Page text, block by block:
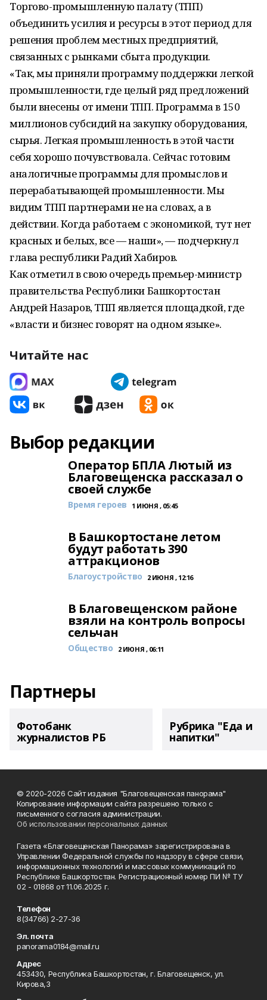
Торгово-промышленную палату (ТПП)
объединить усилия и ресурсы в этот период для
решения проблем местных предприятий,
связанных с рынками сбыта продукции.
«Так, мы приняли программу поддержки легкой
промышленности, где целый ряд предложений
были внесены от имени ТПП. Программа в 150
миллионов субсидий на закупку оборудования,
сырья. Легкая промышленность в этой части
себя хорошо почувствовала. Сейчас готовим
аналогичные программы для промыслов и
перерабатывающей промышленности. Мы
видим ТПП партнерами не на словах, а в
действии. Когда работаем с экономикой, тут нет
красных и белых, все — наши», — подчеркнул
глава республики Радий Хабиров.
Как отметил в свою очередь премьер-министр
правительства Республики Башкортостан
Андрей Назаров, ТПП является площадкой, где
«власти и бизнес говорят на одном языке».
Читайте нас
Выбор редакции
Оператор БПЛА Лютый из
Благовещенска рассказал о
своей службе
Время героев 1 ИЮНЯ , 05:45
В Башкортостане летом
будут работать 390
аттракционов
Благоустройство 2 ИЮНЯ , 12:16
В Благовещенском районе
взяли на контроль вопросы
сельчан
Общество 2 ИЮНЯ , 06:11
Партнеры
Фотобанк
журналистов РБ
Рубрика "Еда и
напитки"
© 2020-2026 Сайт издания "Благовещенская панорама"
Копирование информации сайта разрешено только с
письменного согласия администрации.
Об использовании персональных данных
Газета «Благовещенская Панорама» зарегистрирована в
Управлении Федеральной службы по надзору в сфере связи,
информационных технологий и массовых коммуникаций по
Республике Башкортостан. Регистрационный номер ПИ № ТУ
02 - 01868 от 11.06.2025 г.
Телефон
8(34766) 2-27-36
Эл. почта
panorama0184@mail.ru
Адрес
453430, Республика Башкортостан, г. Благовещенск, ул.
Кирова,3